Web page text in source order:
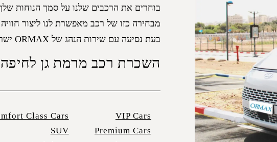
בוחרים את הרכבים שלנו על סמך הנוחות
מבחירה כזו של רכב מאפשרת לנו ליצור
בעת נסיעה עם שירות הנהג של ORMAX ישראל.
השכרת רכב מרמת גן לחיפה
VIP Cars
Premium Cars
Class Cars
SUV